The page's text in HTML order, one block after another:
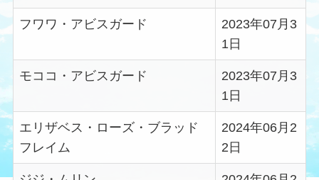
フワワ・アビスガード
2023年07月3
1日
モココ・アビスガード
2023年07月3
1日
エリザベス・ローズ・ブラッド
フレイム
2024年06月2
2日